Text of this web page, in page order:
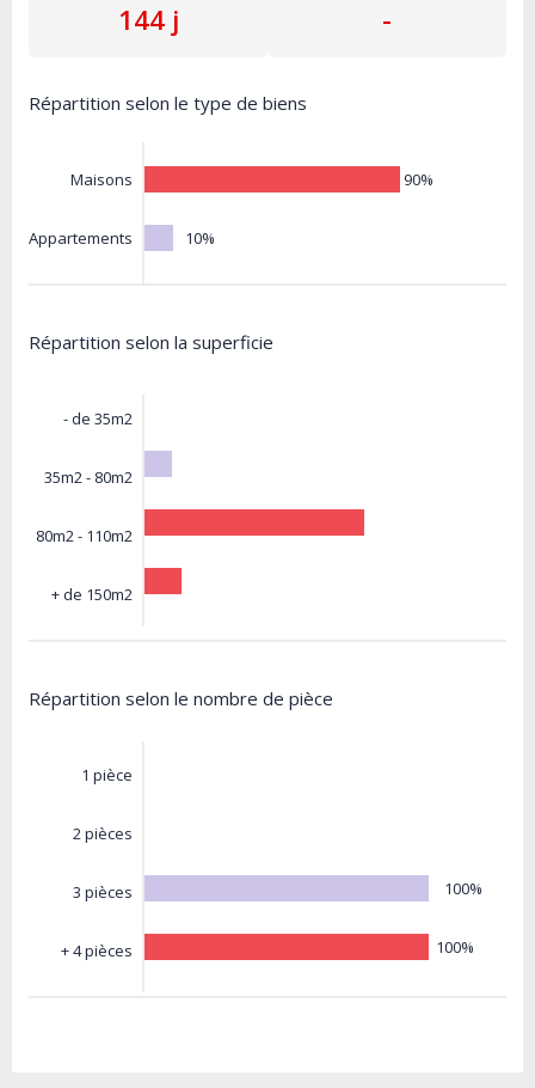
144 j -
Répartition selon le type de biens
Maisons
Appartements
90%
10%
Répartition selon la superficie
- de 35m2
35m2 - 80m2
80m2 - 110m2
+ de 150m2
Répartition selon le nombre de pièce
1 pièce
2 pièces
3 pièces
+ 4 pièces
100%
100%